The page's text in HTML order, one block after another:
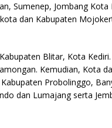
Sumenep, Jombang Kota
dan Kabupaten
Blitar, Kota
Kemudian, Kota
Probolinggo,
dan Lumajang serta